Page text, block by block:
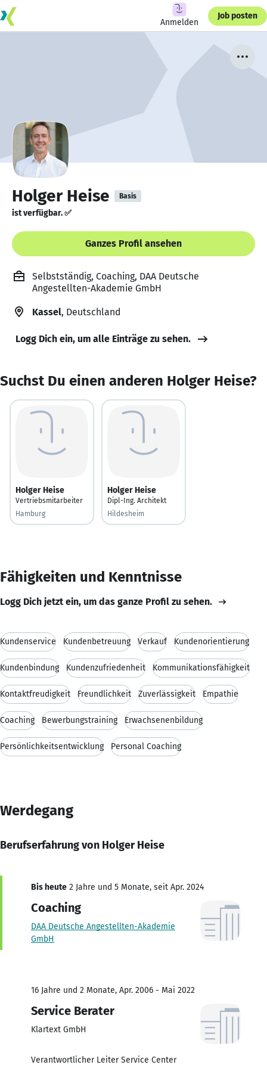
Anmelden
Job posten
Holger Heise Basis
ist verfügbar. ✅
Ganzes Profil ansehen
Selbstständig, Coaching, DAA Deutsche
Angestellten-Akademie GmbH
Kassel, Deutschland
Logg Dich ein, um alle Einträge zu sehen.
Suchst Du einen anderen Holger Heise?
Holger Heise
Vertriebsmitarbeiter
Hamburg
Holger Heise
Dipl-Ing. Architekt
Hildesheim
Fähigkeiten und Kenntnisse
Logg Dich jetzt ein, um das ganze Profil zu sehen.
Kundenservice Kundenbetreuung Verkauf Kundenorientierung
Kundenbindung Kundenzufriedenheit Kommunikationsfähigkeit
Kontaktfreudigkeit Freundlichkeit Zuverlässigkeit Empathie
Coaching Bewerbungstraining Erwachsenenbildung
Persönlichkeitsentwicklung Personal Coaching
Werdegang
Berufserfahrung von Holger Heise
Bis heute 2 Jahre und 5 Monate, seit Apr. 2024
Coaching
DAA Deutsche Angestellten-Akademie
GmbH
16 Jahre und 2 Monate, Apr. 2006 - Mai 2022
Service Berater
Klartext GmbH
Verantwortlicher Leiter Service Center